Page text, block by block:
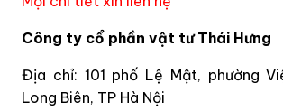
Công ty cổ phần vật tư Thái Hưng
Địa chỉ: 101 phố Lệ Mật, phường
Long Biên, TP Hà Nội